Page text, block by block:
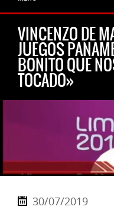
VINCENZO DE
JUEGOS
BONITO QUE
TOCADO»
30/07/2019